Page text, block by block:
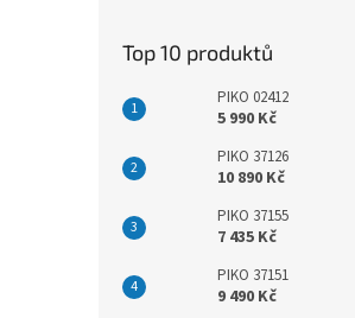
Top 10 produktů
PIKO 02412
5 990 Kč
PIKO 37126
10 890 Kč
PIKO 37155
7 435 Kč
PIKO 37151
9 490 Kč